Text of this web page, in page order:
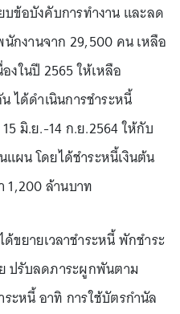
ข้อบังคับการทำงาน และลด
กงานจาก 29,500 คน เหลือ
งในปี 2565 ให้เหลือ
ได้ดำเนินการชำระหนี้
มิ.ย.-14 ก.ย.2564 ให้กับ
แผน โดยได้ชำระหนี้เงินต้น
1,200 ล้านบาท
ขยายเวลาชำระหนี้ พักชำระ
ปรับลดภาระผูกพันตาม
ะหนี้ อาทิ การใช้บัตรกำนัล